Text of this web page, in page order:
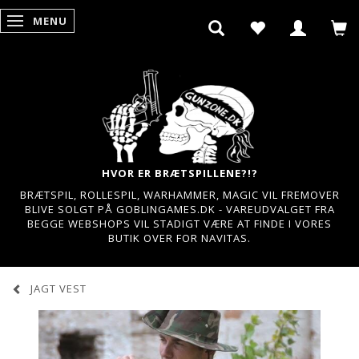
SKIFTE NAVIGATION
MENU
HVOR ER BRÆTSPILLENE?!?
BRÆTSPIL, ROLLESPIL, WARHAMMER, MAGIC VIL FREMOVER
BLIVE SOLGT PÅ GOBLINGAMES.DK - VAREUDVALGET FRA
BEGGE WEBSHOPS VIL STADIGT VÆRE AT FINDE I VORES
BUTIK OVER FOR NAVITAS.
JAGT VEST